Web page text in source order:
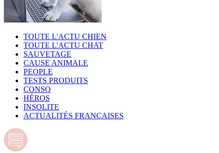
TOUTE L'ACTU CHIEN
TOUTE L'ACTU CHAT
SAUVETAGE
CAUSE ANIMALE
PEOPLE
TESTS PRODUITS
CONSO
HÉROS
INSOLITE
ACTUALITÉS FRANÇAISES